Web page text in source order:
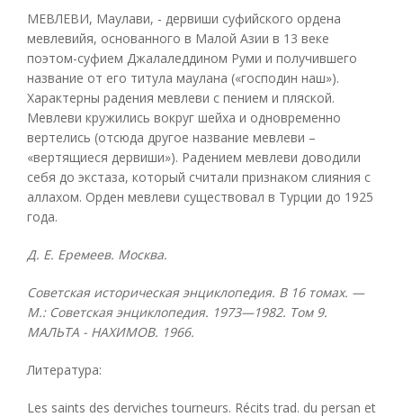
МЕВЛЕВИ, Маулави, - дервиши суфийского ордена
мевлевийя, основанного в Малой Азии в 13 веке
поэтом-суфием Джалаледдином Руми и получившего
название от его титула маулана («господин наш»).
Характерны радения мевлеви с пением и пляской.
Мевлеви кружились вокруг шейха и одновременно
вертелись (отсюда другое название мевлеви –
«вертящиеся дервиши»). Радением мевлеви доводили
себя до экстаза, который считали признаком слияния с
аллахом. Орден мевлеви существовал в Турции до 1925
года.
Д. E. Еремеев. Москва.
Советская историческая энциклопедия. В 16 томах. —
М.: Советская энциклопедия. 1973—1982. Том 9.
МАЛЬТА - НАХИМОВ. 1966.
Литература:
Les saints des derviches tourneurs. Récits trad. du persan et